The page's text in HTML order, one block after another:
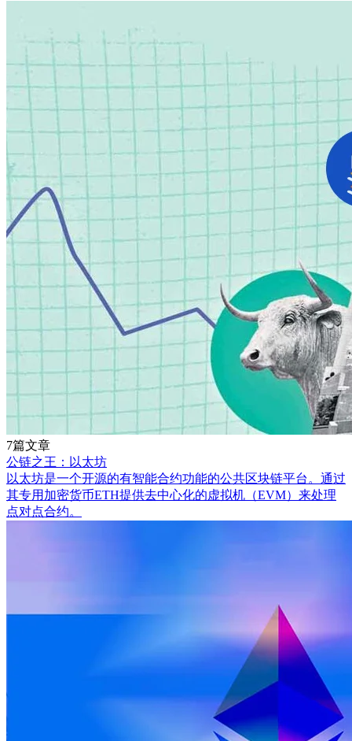
7篇文章
公链之王：以太坊
以太坊是一个开源的有智能合约功能的公共区块链平台。通过
其专用加密货币ETH提供去中心化的虚拟机（EVM）来处理
点对点合约。